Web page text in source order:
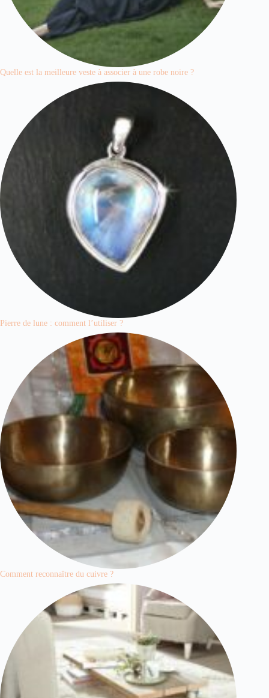
Quelle est la meilleure veste à associer à une robe noire ?
Pierre de lune : comment l’utiliser ?
Comment reconnaître du cuivre ?